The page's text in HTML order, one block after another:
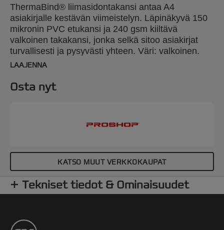
ThermaBind® liimasidontakansi antaa A4
asiakirjalle kestävän viimeistelyn. Läpinäkyvä 150
mikronin PVC etukansi ja 240 gsm kiiltävä
valkoinen takakansi, jonka selkä sitoo asiakirjat
turvallisesti ja pysyvästi yhteen. Väri: valkoinen.
Selkä: 12mm. Sidontakapasiteetti 110 arkkia. A4
LAAJENNA
Osta nyt
KATSO MUUT VERKKOKAUPAT
Tekniset tiedot & Ominaisuudet